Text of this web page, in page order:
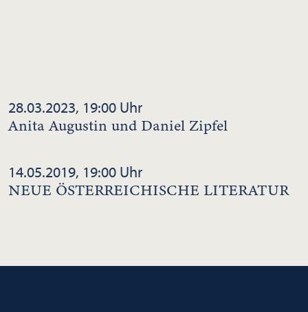
28.03.2023, 19:00 Uhr
Anita Augustin und Daniel Zipfel
14.05.2019, 19:00 Uhr
NEUE ÖSTERREICHISCHE LITERATUR